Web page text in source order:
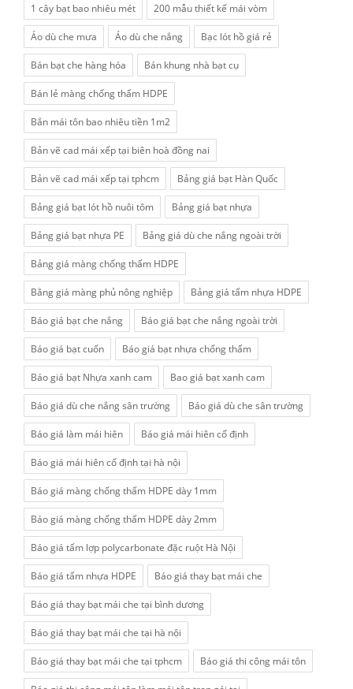
1 cây bạt bao nhiêu mét 200 mẫu thiết kế mái vòm
Áo dù che mưa Áo dù che nắng Bạc lót hồ giá rẻ
Bán bạt che hàng hóa Bán khung nhà bạt cụ
Bán lẻ màng chống thấm HDPE
Bắn mái tôn bao nhiêu tiền 1m2
Bản vẽ cad mái xếp tại biên hoà đồng nai
Bản vẽ cad mái xếp tại tphcm Bảng giá bạt Hàn Quốc
Bảng giá bạt lót hồ nuôi tôm Bảng giá bạt nhựa
Bảng giá bạt nhựa PE Bảng giá dù che nắng ngoài trời
Bảng giá màng chống thấm HDPE
Bằng giá màng phủ nông nghiệp Bảng giá tấm nhựa HDPE
Báo giá bạt che nắng Báo giá bạt che nắng ngoài trời
Báo giá bạt cuốn Báo giá bạt nhựa chống thấm
Báo giá bạt Nhựa xanh cam Bao giá bạt xanh cam
Báo giá dù che nắng sân trường Báo giá dù che sân trường
Báo giá làm mái hiên Báo giá mái hiên cố định
Báo giá mái hiên cố định tại hà nội
Báo giá màng chống thấm HDPE dày 1mm
Báo giá màng chống thấm HDPE dày 2mm
Báo giá tấm lợp polycarbonate đặc ruột Hà Nội
Báo giá tấm nhựa HDPE Báo giá thay bạt mái che
Báo giá thay bạt mái che tại bình dương
Báo giá thay bạt mái che tại hà nội
Báo giá thay bạt mái che tại tphcm Báo giá thi công mái tôn